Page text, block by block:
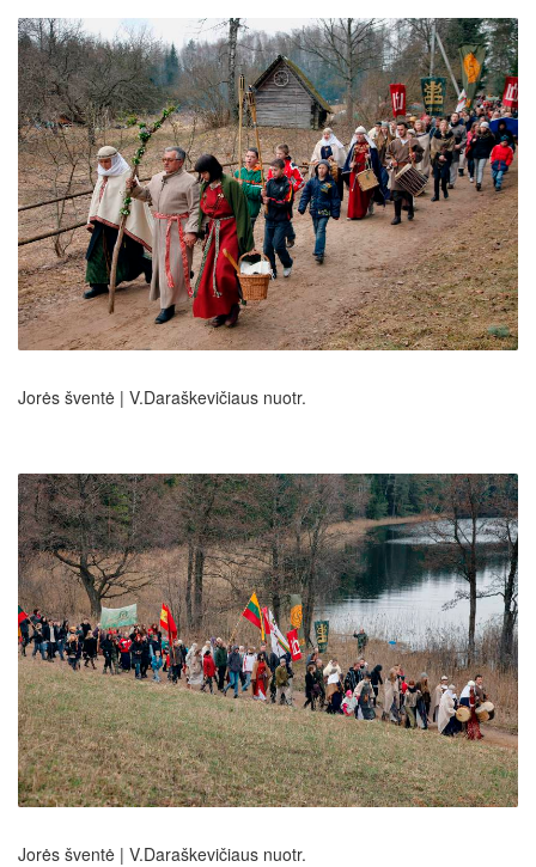
Jorės šventė | V.Daraškevičiaus nuotr.
Jorės šventė | V.Daraškevičiaus nuotr.